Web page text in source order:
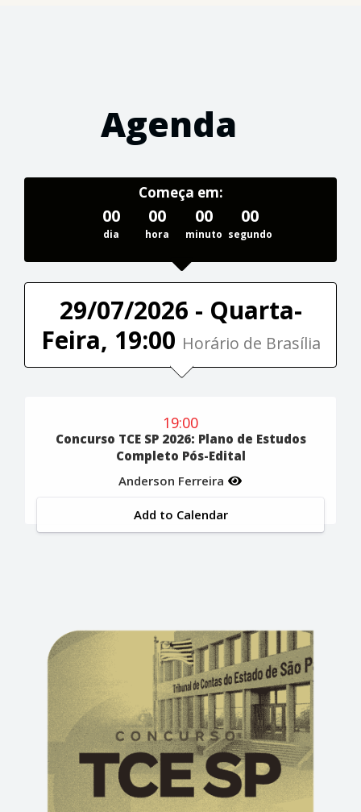
Agenda
Começa em:
00
dia
00
hora
00
minuto
00
segundo
29/07/2026 - Quarta-
Feira, 19:00 Horário de Brasília
19:00
Concurso TCE SP 2026: Plano de Estudos
Completo Pós-Edital
Anderson Ferreira
Add to Calendar